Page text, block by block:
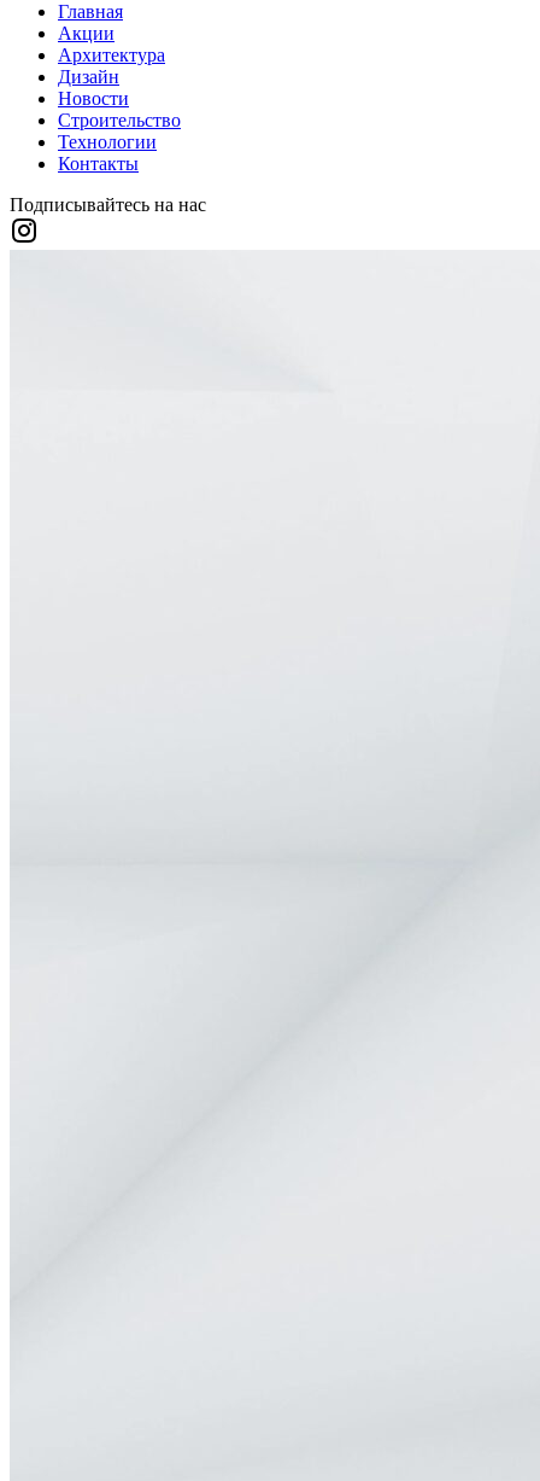
Главная
Акции
Архитектура
Дизайн
Новости
Строительство
Технологии
Контакты
Подписывайтесь на нас